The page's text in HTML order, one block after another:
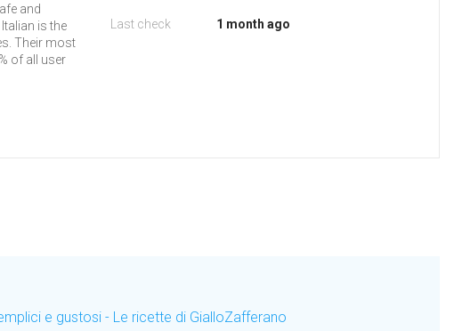
and
is the
Their most
of all user
Last check 1 month ago
e gustosi - Le ricette di GialloZafferano